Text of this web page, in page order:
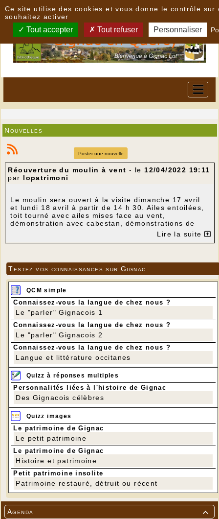

Agenda
Nouvelles
Poster une nouvelle
Réouverture du moulin à vent - le12/04/2022 19:11
par lopatrimoni
Le moulin sera ouvert à la visite dimanche 17 avril
et lundi 18 avril à partir de 14 h 30. Ailes entoilées,
toit tourné avec ailes mises face au vent,
démonstration avec cabestan, démonstrations de
mouture, visites commentées. La maison du meunier
sera également ouverte au public. Port du masque
déjà visité le moulin et assisté à des démonstrations
de mouture (un groupe de collectionneurs de
voitures anciennes du Lot et une école de Corrèze).
D'autres groupes sont inscrits pour les semaines à
venir.
Le magazine KIWAÏ (édition Corrèze/Lot) consacrera
un article au Moulin à vent de Gignac et la photo de
couverture sera celle du moulin de Gignac. KIWAÏ
est une revue consacrée à la détente (patrimoine
local, rando, recettes, coaching, santé, société jeux)
et mise gratuitement à disposition du public, en
particulier dans les salles d'attente.
Lire la suite
Testez vos connaissances sur Gignac
QCM simple
Connaissez-vous la langue de chez nous ?
Le "parler" Gignacois 1
Connaissez-vous la langue de chez nous ?
Le "parler" Gignacois 2
Connaissez-vous la langue de chez nous ?
Langue et littérature occitanes
Quizz à réponses multiples
Personnalités liées à l'histoire de Gignac
Des Gignacois célèbres
Quizz images
Le patrimoine de Gignac
Le petit patrimoine
Le patrimoine de Gignac
Histoire et patrimoine
Petit patrimoine insolite
Patrimoine restauré, détruit ou récent
Ce site utilise des cookies et vous donne le contrôle sur
souhaitez activer
Tout accepter Tout refuser Personnaliser